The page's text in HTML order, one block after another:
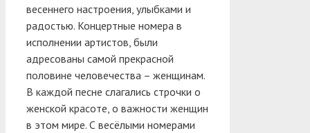
весеннего настроения, улыбками и
радостью. Концертные номера в
исполнении артистов, были
адресованы самой прекрасной
половине человечества – женщинам.
В каждой песне слагались строчки о
женской красоте, о важности женщин
в этом мире. С весёлыми номерами